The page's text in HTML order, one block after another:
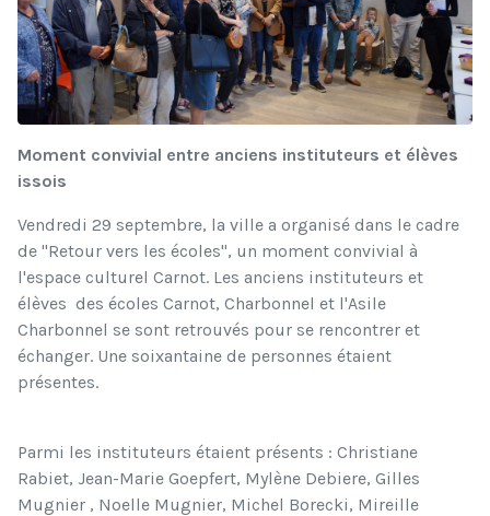
Moment convivial entre anciens instituteurs et élèves
issois
Vendredi 29 septembre, la ville a organisé dans le cadre
de "Retour vers les écoles", un moment convivial à
l'espace culturel Carnot. Les anciens instituteurs et
élèves des écoles Carnot, Charbonnel et l'Asile
Charbonnel se sont retrouvés pour se rencontrer et
échanger. Une soixantaine de personnes étaient
présentes.
Parmi les instituteurs étaient présents : Christiane
Rabiet, Jean-Marie Goepfert, Mylène Debiere, Gilles
Mugnier , Noelle Mugnier, Michel Borecki, Mireille